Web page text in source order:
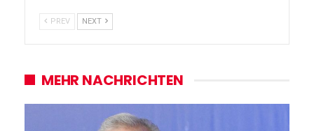
PREV NEXT
MEHR NACHRICHTEN